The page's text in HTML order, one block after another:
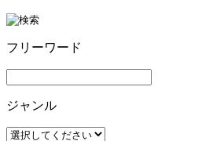
フリーワード
ジャンル